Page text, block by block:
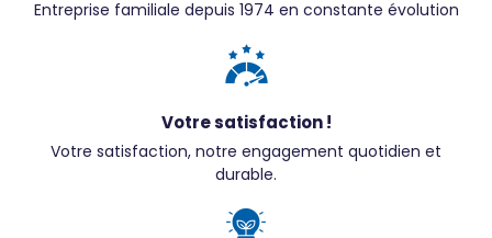
Entreprise familiale depuis 1974 en constante évolution
Votre satisfaction !
Votre satisfaction, notre engagement quotidien et
durable.